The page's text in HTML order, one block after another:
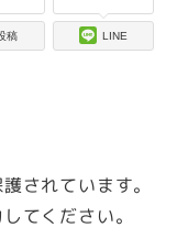
稿 LINE
されています。
てください。